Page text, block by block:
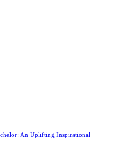
An Uplifting Inspirational